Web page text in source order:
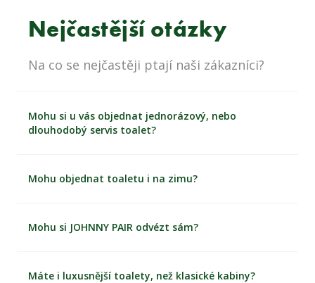
Nejčastější otázky
Na co se nejčastěji ptají naši zákazníci?
Mohu si u vás objednat jednorázový, nebo
dlouhodobý servis toalet?
Mohu objednat toaletu i na zimu?
Mohu si JOHNNY PAIR odvézt sám?
Máte i luxusnější toalety, než klasické kabiny?